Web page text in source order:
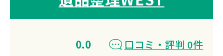
0.0
口コミ・評判 0件